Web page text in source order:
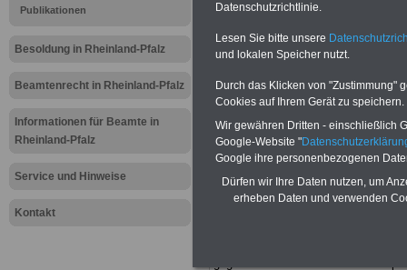
Publikationen
Besoldung in Rheinland-Pfalz
Beamtenrecht in Rheinland-Pfalz
Informationen für Beamte in
Rheinland-Pfalz
Service und Hinweise
Kontakt
Meldung
Bezahlung
BEHÖRDEN-ABO
mit 3 Ratgebern
22,50 Euro: Wissenswertes für
Datenschutzrichtlinie.
Lesen Sie bitte unsere
und lokalen Speicher nutzt.
Durch das Klicken von "Zustimmung"
Cookies auf Ihrem Gerät zu speichern.
Wir gewähren Dritten - einschließlich
Google-Website "
Google ihre personenbezogenen
Dürfen wir Ihre Daten nutzen, um
erheben Daten und verwenden